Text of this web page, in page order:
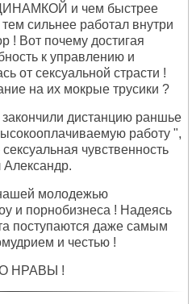
и чем быстрее
сильнее работал внутри
! Вот почему достигая
к управлению и
от сексуальной страсти !
на их мокрые трусики ?
дистанцию раншье
работу ",
чувственность
Александр.
молодежью
и порнобизнеса ! Надеясь
поступаются даже самым
и честью !
О НРАВЫ !